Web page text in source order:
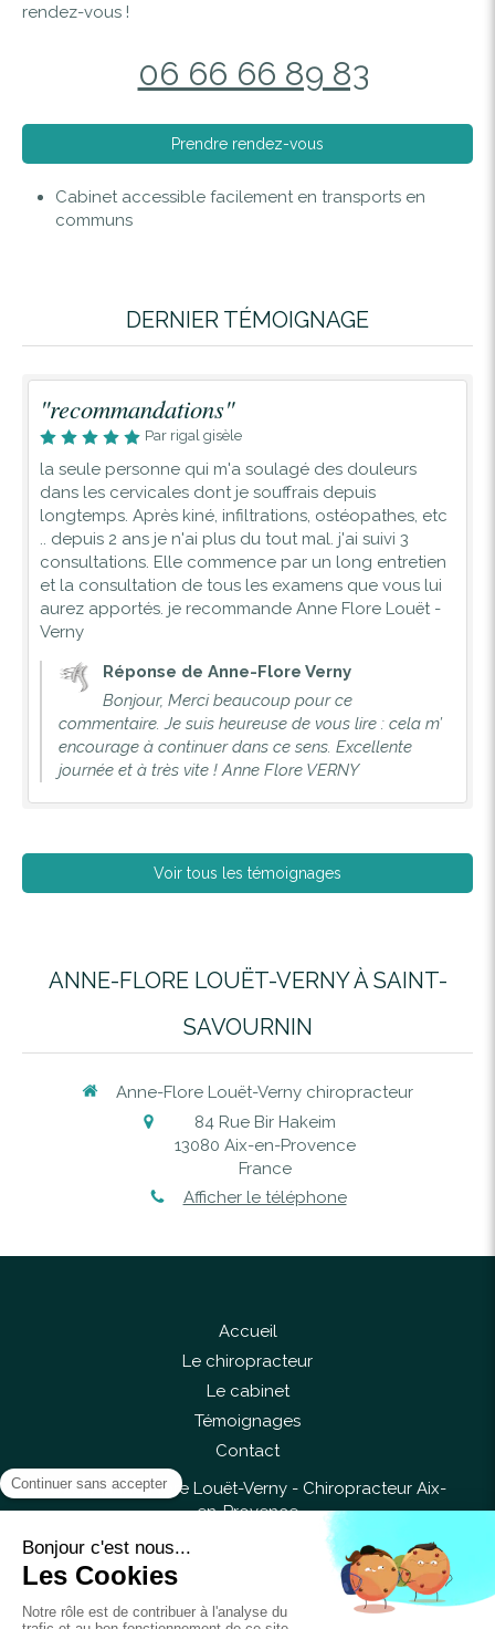
rendez-vous !
06 66 66 89 83
Prendre rendez-vous
Cabinet accessible facilement en transports en
communs
DERNIER TÉMOIGNAGE
"recommandations"
Par rigal gisèle
la seule personne qui m'a soulagé des douleurs
dans les cervicales dont je souffrais depuis
longtemps. Après kiné, infiltrations, ostéopathes, etc
.. depuis 2 ans je n'ai plus du tout mal. j'ai suivi 3
consultations. Elle commence par un long entretien
et la consultation de tous les examens que vous lui
aurez apportés. je recommande Anne Flore Louët -
Verny
Réponse de Anne-Flore Verny
Bonjour, Merci beaucoup pour ce
commentaire. Je suis heureuse de vous lire : cela m’
encourage à continuer dans ce sens. Excellente
journée et à très vite ! Anne Flore VERNY
Voir tous les témoignages
ANNE-FLORE LOUËT-VERNY À SAINT-
SAVOURNIN
Anne-Flore Louët-Verny chiropracteur
84 Rue Bir Hakeim
13080 Aix-en-Provence
France
Afficher le téléphone
Accueil
Le chiropracteur
Le cabinet
Témoignages
Contact
©2017 Anne-Flore Louët-Verny - Chiropracteur Aix-
en-Provence